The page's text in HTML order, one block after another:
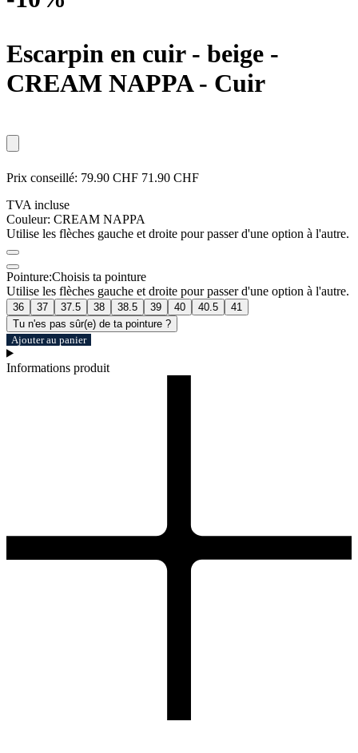
Escarpin en cuir - beige -
CREAM NAPPA - Cuir
Prix conseillé: 79.90 CHF 71.90 CHF
TVA incluse
Couleur: CREAM NAPPA
Utilise les flèches gauche et droite pour passer d'une option à l'autre.
Pointure:Choisis ta pointure
Utilise les flèches gauche et droite pour passer d'une option à l'autre.
36 37 37.5 38 38.5 39 40 40.5
41
Tu n'es pas sûr(e) de ta pointure ?
Ajouter au panier
Informations produit